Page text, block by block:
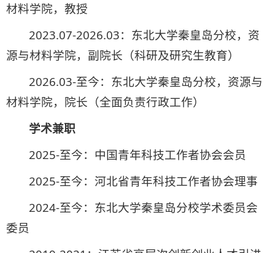
材料学院，教授
2023.07-2026.03：东北大学秦皇岛分校，资
源与材料学院，副院长（科研及研究生教育）
2026.03-至今：东北大学秦皇岛分校，资源与
材料学院，院长（全面负责行政工作）
学术兼职
2025-至今：中国青年科技工作者协会会员
2025-至今：河北省青年科技工作者协会理事
2024-至今：东北大学秦皇岛分校学术委员会
委员